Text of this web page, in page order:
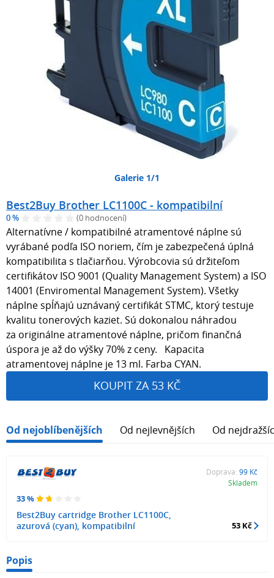
Galerie 1/1
Best2Buy Brother LC1100C - kompatibilní
0 % (0 hodnocení)
Alternatívne / kompatibilné atramentové náplne sú
vyrábané podľa ISO noriem, čím je zabezpečená úplná
kompatibilita s tlačiarňou. Výrobcovia sú držiteľom
certifikátov ISO 9001 (Quality Management System) a ISO
14001 (Enviromental Management System). Všetky
náplne spĺňajú uznávaný certifikát STMC, ktorý testuje
kvalitu tonerových kaziet. Sú dokonalou náhradou
za originálne atramentové náplne, pričom finančná
úspora je až do výšky 70% z ceny. Kapacita
atramentovej náplne je 13 ml. Farba CYAN.
KOUPIT ZA 53 KČ
Od nejoblíbenějších Od nejlevnějších Od
33 %
Best2Buy cartridge Brother LC1100C,
azurová (cyan), kompatibilní
Doprava: 99 Kč
Skladem
53 Kč
Popis